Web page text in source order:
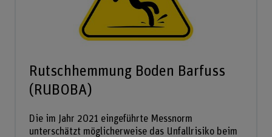
Rutschhemmung Boden Barfuss
(RUBOBA)
Die im Jahr 2021 eingeführte Messnorm
unterschätzt möglicherweise das Unfallrisiko beim